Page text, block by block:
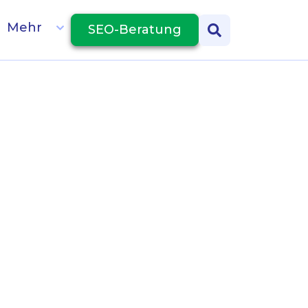
Mehr SEO-Beratung